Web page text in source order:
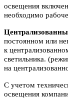
освещения
необходимо
постоянном или
к
светильника.
на
С учетом
освещения